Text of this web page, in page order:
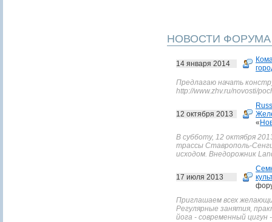
НОВОСТИ ФОРУМА
14 января 2014
Предлагаю начать
http://www.zhv.ru/novosti/
12 октября 2013
«
В субботу, 12 октября
трассы Ставрополь-
исходом. Внедорожник
17 июля 2013
Приглашаем всех
Регулярные занятия,
йога - современный цигун